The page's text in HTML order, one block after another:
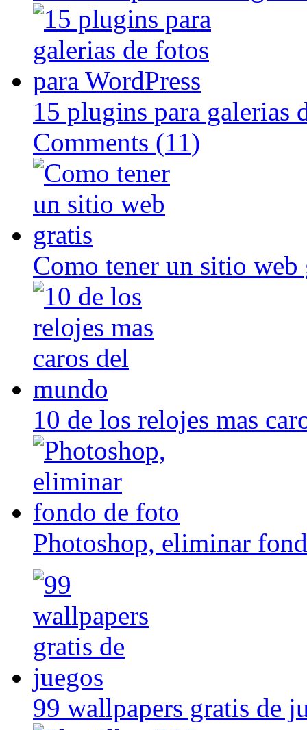
15 plugins para galerias
Comments (11)
Como tener un sitio web
10 de los relojes mas
Photoshop, eliminar
99 wallpapers gratis de